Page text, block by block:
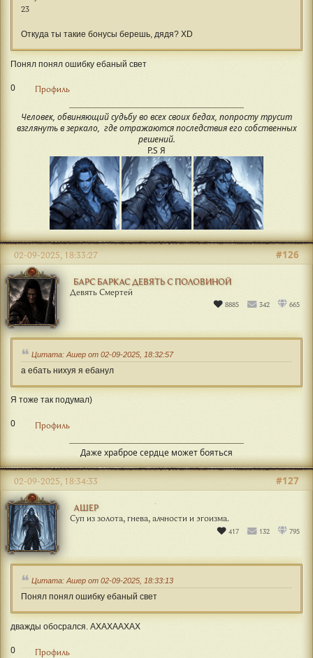
23
Откуда ты такие бонусы берешь, дядя? XD
Понял понял ошибку ебаный свет
0 Профиль
Человек, обвиняющий судьбу во всех своих бедах, попросту трусит
взглянуть в зеркало, где отражаются последствия его собственных
решений.
P.S Я
БАРС БАРКАС ДЕВЯТЬ С ПОЛОВИНОЙ
Девять Смертей
8885 342 665
#126
02-09-2025, 18:33:27
Цитата: Ашер от 02-09-2025, 18:32:57
а ебать нихуя я ебанул
Я тоже так подумал)
0 Профиль
Даже храброе сердце может бояться
АШЕР
Суп из золота, гнева, алчности и эгоизма.
417 132 795
#127
02-09-2025, 18:34:33
Цитата: Ашер от 02-09-2025, 18:33:13
Понял понял ошибку ебаный свет
дважды обосрался. АХАХААХАХ
0 Профиль